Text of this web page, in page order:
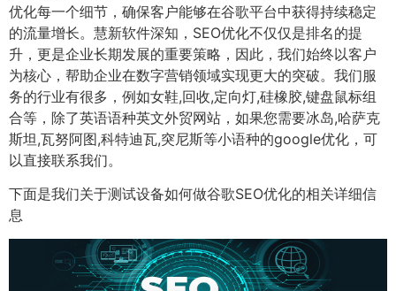
优化每一个细节，确保客户能够在谷歌平台中获得持续稳定
的流量增长。慧新软件深知，SEO优化不仅仅是排名的提
升，更是企业长期发展的重要策略，因此，我们始终以客户
为核心，帮助企业在数字营销领域实现更大的突破。我们服
务的行业有很多，例如女鞋,回收,定向灯,硅橡胶,键盘鼠标组
合等，除了英语语种英文外贸网站，如果您需要冰岛,哈萨克
斯坦,瓦努阿图,科特迪瓦,突尼斯等小语种的google优化，可
以直接联系我们。
下面是我们关于测试设备如何做谷歌SEO优化的相关详细信
息